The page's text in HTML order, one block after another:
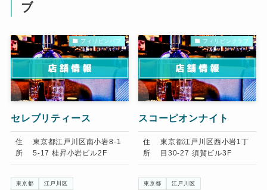
ブ
フィリピンパブ
セレブリティース
住
所
東京都江戸川区南小岩8-1
5-17 桂昇小岩ビル2F
東京都 江戸川区
フィリピンクラブ
スコーピオンナイト
住
所
東京都江戸川区西小岩1丁
目30-27 須賀ビル3F
東京都 江戸川区